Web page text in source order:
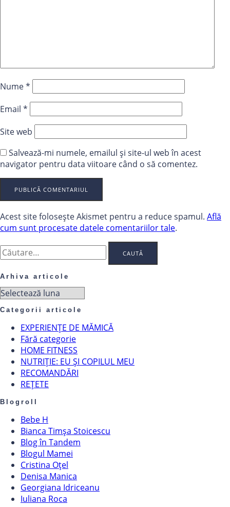
Nume*
Email *
Site web
Salvează-mi numele, emailul și site-ul web în acest
navigator pentru data viitoare când o să comentez.
Acest site folosește Akismet pentru a reduce spamul. Află
cum sunt procesate datele comentariilor tale.
Caută
după:
Arhiva articole
Arhiva
Categorii articole
EXPERIENȚE DE MĂMICĂ
Fără categorie
HOME FITNESS
NUTRIȚIE: EU ȘI COPILUL MEU
RECOMANDĂRI
REȚETE
Blogroll
Bebe H
Bianca Timșa Stoicescu
Blog în Tandem
Blogul Mamei
Cristina Oțel
Denisa Manica
Georgiana Idriceanu
Iuliana Roca